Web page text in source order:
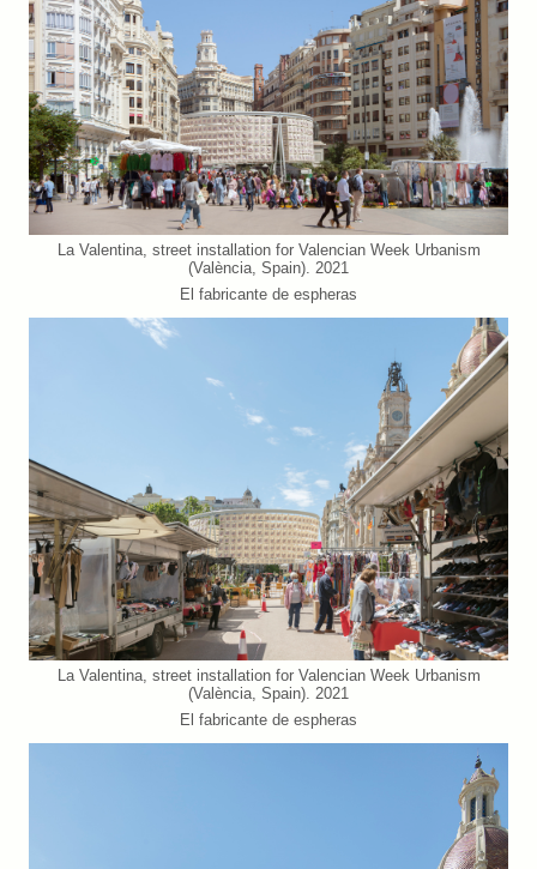
La Valentina, street installation for Valencian Week Urbanism
(València, Spain). 2021
El fabricante de espheras
La Valentina, street installation for Valencian Week Urbanism
(València, Spain). 2021
El fabricante de espheras